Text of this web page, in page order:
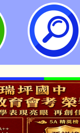
宣導文宣
尼文）一
中學